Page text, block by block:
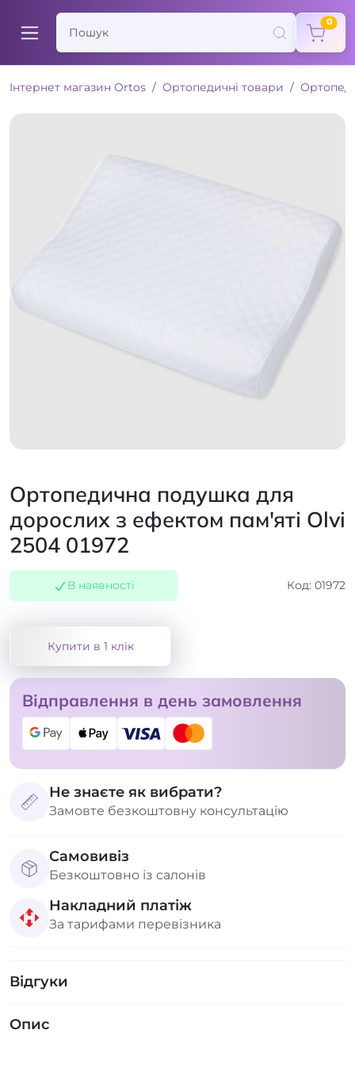
0
Інтернет магазин Ortos Ортопедичні товари
Ортопедична подушка для
дорослих з ефектом пам'яті Olvi
2504 01972
В наявності Код: 01972
Купити в 1 клік
Відправлення в день замовлення
Не знаєте як вибрати?
Замовте безкоштовну консультацію
Самовивіз
Безкоштовно із салонів
Накладний платіж
За тарифами перевізника
Відгуки
Опис